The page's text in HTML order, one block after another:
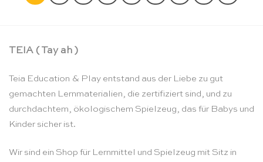
TEIA ( Tay ah )
Teia Education & Play entstand aus der Liebe zu gut
gemachten Lernmaterialien, die zertifiziert sind, und zu
durchdachtem, ökologischem Spielzeug, das für Babys und
Kinder sicher ist.
Wir sind ein Shop für Lernmittel und Spielzeug mit Sitz in